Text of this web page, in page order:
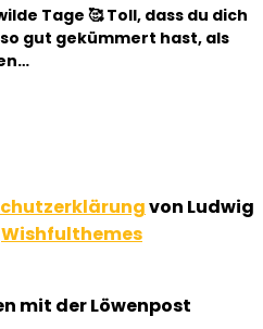
Tage 🥰 Toll, dass du dich
gut gekümmert hast, als
von Ludwig
Wishfulthemes
mit der Löwenpost